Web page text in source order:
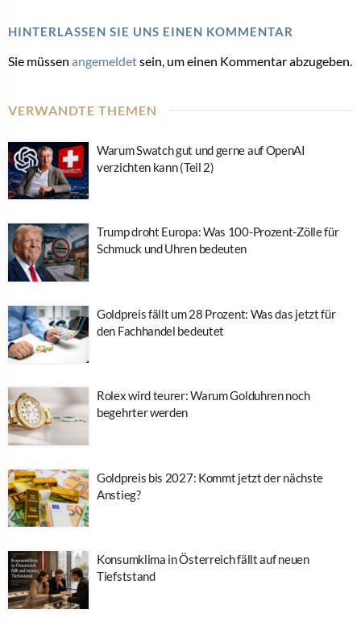
HINTERLASSEN SIE UNS EINEN KOMMENTAR
Sie müssen angemeldetsein, um einen Kommentar abzugeben.
VERWANDTE THEMEN
Warum Swatch gut und gerne auf OpenAI
verzichten kann (Teil 2)
Trump droht Europa: Was 100-Prozent-Zölle für
Schmuck und Uhren bedeuten
Goldpreis fällt um 28 Prozent: Was das jetzt für
den Fachhandel bedeutet
Rolex wird teurer: Warum Golduhren noch
begehrter werden
Goldpreis bis 2027: Kommt jetzt der nächste
Anstieg?
Konsumklima in Österreich fällt auf neuen
Tiefststand